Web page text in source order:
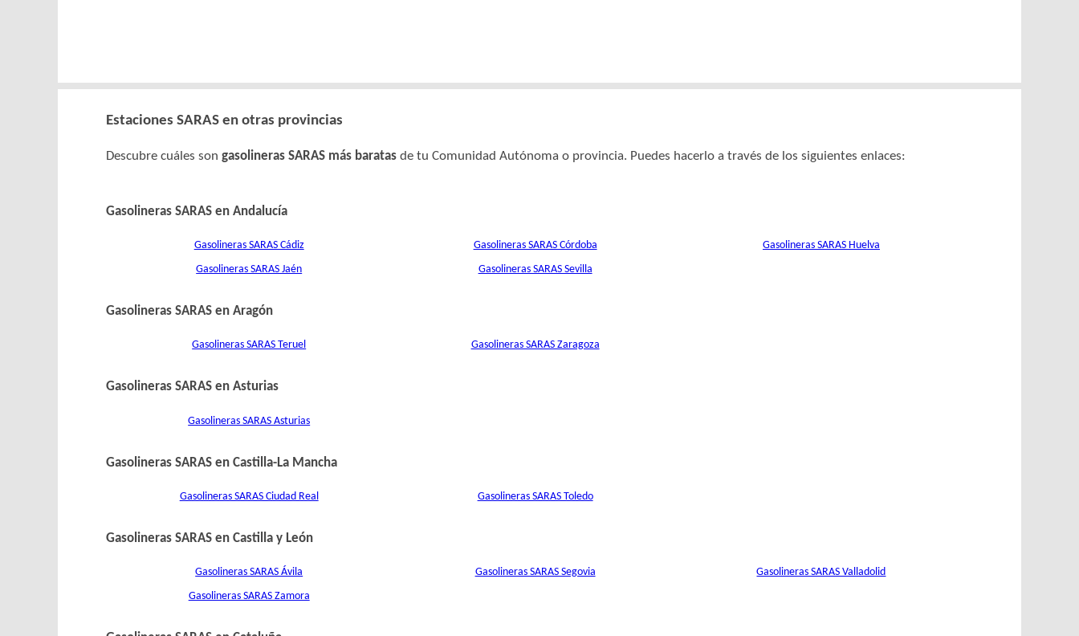
Estaciones SARAS en otras provincias
Descubre cuáles son gasolineras SARAS más baratas de tu Comunidad Autónoma o provincia. Puedes hacerlo a través de los siguientes enlaces:
Gasolineras SARAS en Andalucía
Gasolineras SARAS Cádiz Gasolineras SARAS Córdoba Gasolineras SARAS Huelva
Gasolineras SARAS Jaén Gasolineras SARAS Sevilla
Gasolineras SARAS en Aragón
Gasolineras SARAS Teruel Gasolineras SARAS Zaragoza
Gasolineras SARAS en Asturias
Gasolineras SARAS Asturias
Gasolineras SARAS en Castilla-La Mancha
Gasolineras SARAS Ciudad Real Gasolineras SARAS Toledo
Gasolineras SARAS en Castilla y León
Gasolineras SARAS Ávila Gasolineras SARAS Segovia Gasolineras SARAS Valladolid
Gasolineras SARAS Zamora